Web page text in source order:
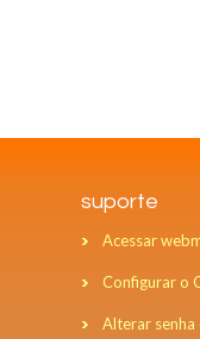
suporte
Acessar
Configurar o
Alterar senha